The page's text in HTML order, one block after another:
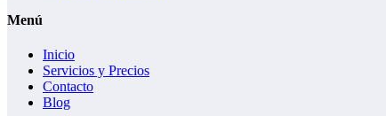
Menú
Inicio
Servicios y Precios
Contacto
Blog